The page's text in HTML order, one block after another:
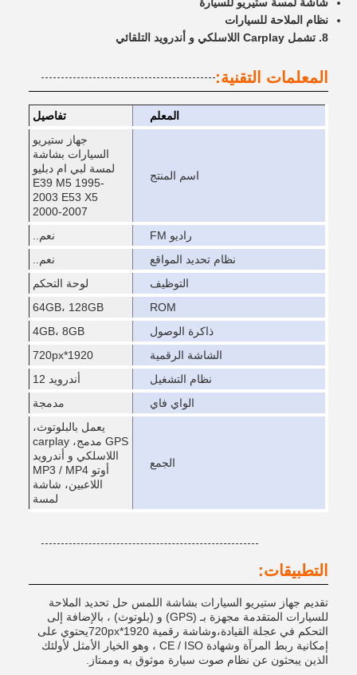
نظام الملاحة للسيارات
8. تشمل Carplay اللاسلكي و أندرويد التلقائي
المعلمات التقنية:
المعلم تفاصيل
اسم المنتج
جهاز ستيريو
السيارات بشاشة
لمسة لبي ام دبليو
E39 M5 1995-
2003 E53 X5
2000-2007
راديو FM
نعم..
نظام تحديد المواقع
نعم..
التوظيف
لوحة التحكم
ROM
64GB، 128GB
ذاكرة الوصول
4GB، 8GB
الشاشة الرقمية
1920*720px
نظام التشغيل
أندرويد 12
الواي فاي
مدمجة
الجمع
يعمل بالبلوتوث،
GPS مدمج، carplay
اللاسلكي و أندرويد
أوتو MP3 / MP4
اللاعبين، شاشة
لمسة
التطبيقات:
تقديم جهاز ستيريو السيارات بشاشة اللمس حل تحديد الملاحة
للسيارات المتقدمة مجهزة بـ (GPS) و (بلوتوث) ، بالإضافة إلى
التحكم في عجلة القيادة،وشاشة رقمية 1920*720pxيحتوي على
إمكانية ربط المرآة وشهادة CE / ISO ، وهو الخيار الأمثل لأولئك
الذين يبحثون عن نظام صوت سيارة موثوق به وممتاز.